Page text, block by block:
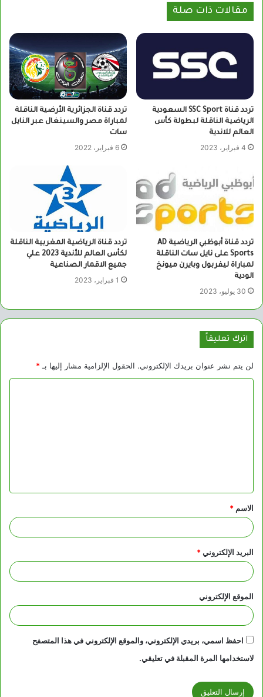
مقالات ذات صلة
تردد قناة SSC‎ Sport السعودية
الرياضية الناقلة لبطولة كأس
العالم للاندية
4 فبراير، 2023
تردد قناة الجزائرية الأرضية الناقلة
لمباراة مصر والسينغال عبر النايل
سات
6 فبراير، 2022
تردد قناة أبوظبي الرياضية AD
Sports على نايل سات الناقلة
لمباراة ليفربول وبايرن ميونخ
الودية
30 يوليو، 2023
تردد قناة الرياضية المغربية الناقلة
لكأس العالم للأندية 2023 علي
جميع الاقمار الصناعية
1 فبراير، 2023
اترك تعليقاً
لن يتم نشر عنوان بريدك الإلكتروني. الحقول الإلزامية مشار إليها بـ *
ق
*
الاسم *
البريد الإلكتروني*
الموقع الإلكتروني
احفظ اسمي، بريدي الإلكتروني، والموقع الإلكتروني في هذا المتصفح
لاستخدامها المرة المقبلة في تعليقي.